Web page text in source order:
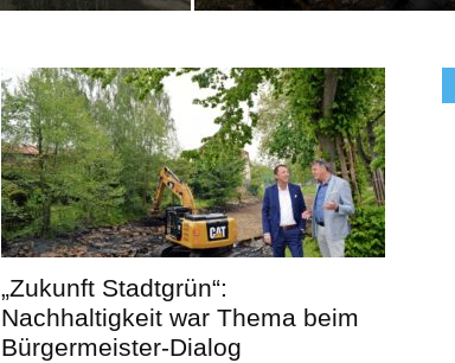
„Zukunft Stadtgrün“:
Nachhaltigkeit war Thema beim
Bürgermeister-Dialog